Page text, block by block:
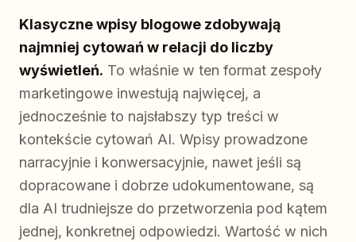
Klasyczne wpisy blogowe zdobywają
najmniej cytowań w relacji do liczby
wyświetleń. To właśnie w ten format zespoły
marketingowe inwestują najwięcej, a
jednocześnie to najsłabszy typ treści w
kontekście cytowań AI. Wpisy prowadzone
narracyjnie i konwersacyjnie, nawet jeśli są
dopracowane i dobrze udokumentowane, są
dla AI trudniejsze do przetworzenia pod kątem
jednej, konkretnej odpowiedzi. Wartość w nich